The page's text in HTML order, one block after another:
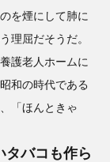
を煙にして肺に
理屈だそうだ。
護老人ホームに
和の時代である
「ほんときゃ
タバコも作ら